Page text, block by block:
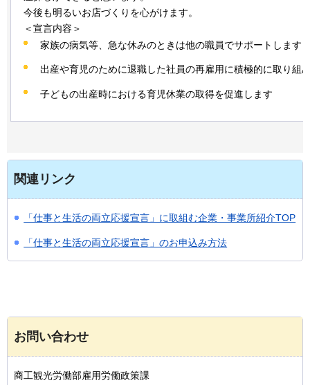
今後も明るいお店づくりを心がけます。
＜宣言内容＞
家族の病気等、急な休みのときは他の職員でサポートします
出産や育児のために退職した社員の再雇用に積極的に取り組
子どもの出産時における育児休業の取得を促進します
関連リンク
「仕事と生活の両立応援宣言」に取組む企業・事業所紹介TOP
「仕事と生活の両立応援宣言」のお申込み方法
お問い合わせ
商工観光労働部雇用労働政策課